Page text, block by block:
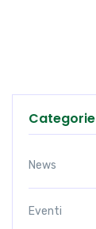
Categorie
News
Eventi